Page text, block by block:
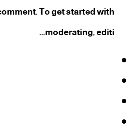
To get started with
moderating, editi...